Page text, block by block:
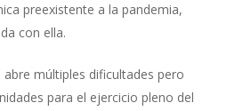
preexistente a la pandemia,
con ella.
abre múltiples dificultades pero
para el ejercicio pleno del